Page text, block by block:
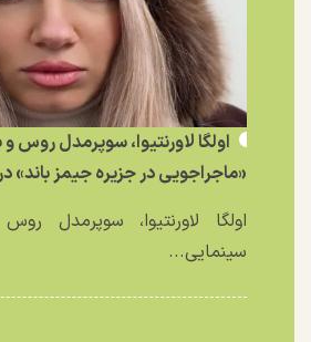
اولگا لاورنتیوا، سوپرمدل روس و
«ماجراجویی در جزیره جیمز باند»
اولگا لاورنتیوا، سوپرمدل
سینمایی...